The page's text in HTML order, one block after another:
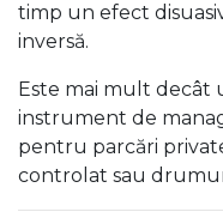
timp un efect
inversă.
Este mai mult decât
instrument de
pentru parcări
controlat sau